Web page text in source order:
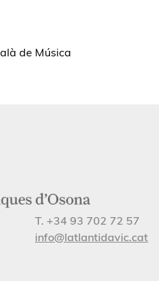
de Música
T. +34 93 702 72 57
info@latlantidavic.cat